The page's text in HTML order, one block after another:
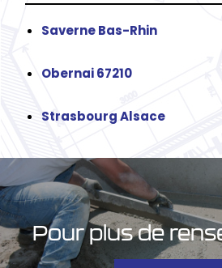
Saverne Bas-Rhin
Obernai 67210
Strasbourg Alsace
Pour plus de